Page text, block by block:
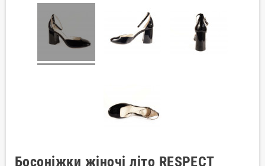
Босоніжки жіночі літо RESPECT